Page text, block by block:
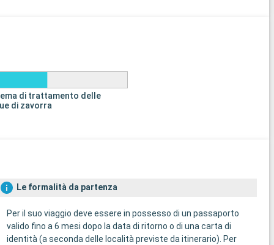
di trattamento delle
di zavorra
Le formalità da partenza
Per il suo viaggio deve essere in possesso di un passaporto
valido fino a 6 mesi dopo la data di ritorno o di una carta di
identità (a seconda delle località previste da itinerario). Per